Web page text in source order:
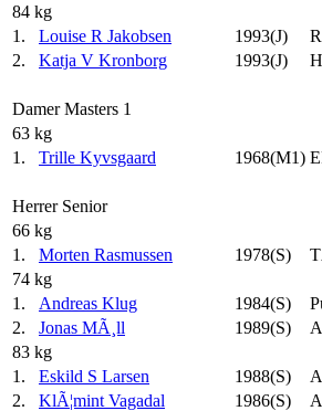
84 kg
1.
Louise R Jakobsen 1993(J)
2.
Katja V Kronborg 1993(J)
Damer Masters 1
63 kg
1.
Trille Kyvsgaard 1968(M1)
Herrer Senior
66 kg
1.
Morten Rasmussen 1978(S)
74 kg
1.
Andreas Klug 1984(S)
2.
Jonas MÃ¸ll 1989(S)
83 kg
1.
Eskild S Larsen 1988(S)
2.
KlÃ¦mint Vagadal 1986(S)